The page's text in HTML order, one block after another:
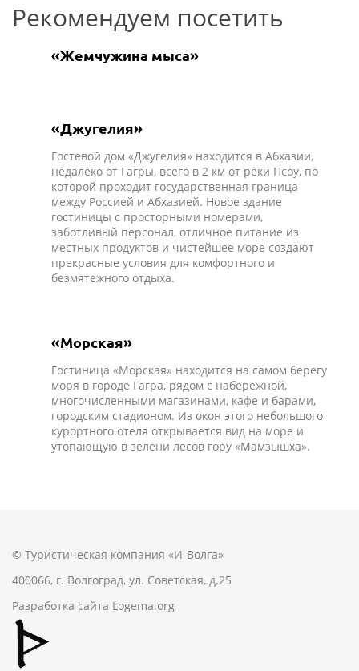
Рекомендуем посетить
«Жемчужина мыса»
«Джугелия»
Гостевой дом «Джугелия» находится в Абхазии,
недалеко от Гагры, всего в 2 км от реки Псоу, по
которой проходит государственная граница
между Россией и Абхазией. Новое здание
гостиницы с просторными номерами,
заботливый персонал, отличное питание из
местных продуктов и чистейшее море создают
прекрасные условия для комфортного и
безмятежного отдыха.
«Морская»
Гостиница «Морская» находится на самом берегу
моря в городе Гагра, рядом с набережной,
многочисленными магазинами, кафе и барами,
городским стадионом. Из окон этого небольшого
курортного отеля открывается вид на море и
утопающую в зелени лесов гору «Мамзышха».
© Туристическая компания «И-Волга»
400066, г. Волгоград, ул. Советская, д.25
Разработка сайта Logema.org